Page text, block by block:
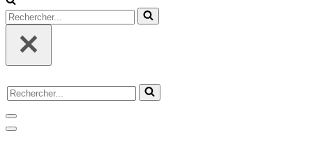
Rechercher...
Rechercher...
Menu
de
Menu